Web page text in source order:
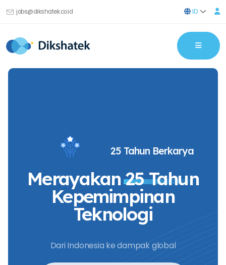
jobs@dikshatek.co.id ID
25 Tahun Berkarya
Merayakan25 Tahun
Kepemimpinan
Teknologi
Dari Indonesia ke dampak global